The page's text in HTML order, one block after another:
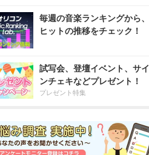
毎週の音楽ランキングから、
ヒットの推移をチェック！
試写会、登壇イベント、サイ
ンチェキなどプレゼント！
プレゼント特集